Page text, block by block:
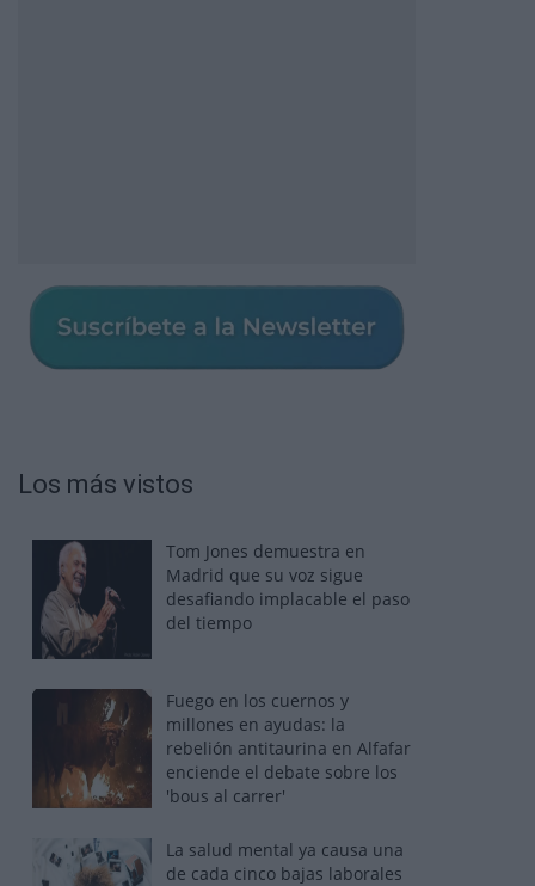
Los más vistos
Tom Jones demuestra en
Madrid que su voz sigue
desafiando implacable el paso
del tiempo
Fuego en los cuernos y
millones en ayudas: la
rebelión antitaurina en Alfafar
enciende el debate sobre los
'bous al carrer'
La salud mental ya causa una
de cada cinco bajas laborales